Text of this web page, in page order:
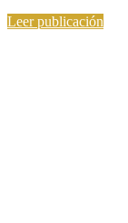
Leer publicación